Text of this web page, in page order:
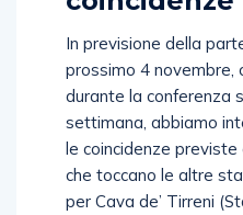
In previsione della
prossimo 4 novembre,
durante la conferenza
settimana, abbiamo
le coincidenze
che toccano le altre
per Cava de’ Tirreni